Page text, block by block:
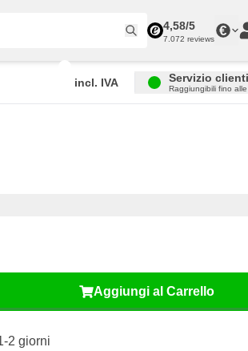
4,58/5
7.072 reviews
€
incl. IVA Servizio clienti
Raggiungibili fino
Aggiungi al Carrello
2 giorni